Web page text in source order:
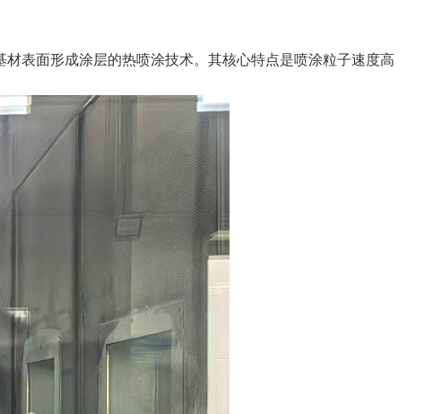
表面形成涂层的热喷涂技术。其核心特点是喷涂粒子速度高